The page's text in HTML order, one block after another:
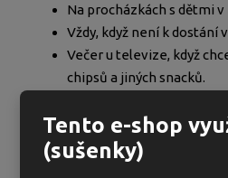
Tento e-shop
(sušenky)
Na procházkách s dětmi v
Vždy, když není k dostání
Večer u televize, když
chipsů a jiných snacků.
Křupky bez soli pro